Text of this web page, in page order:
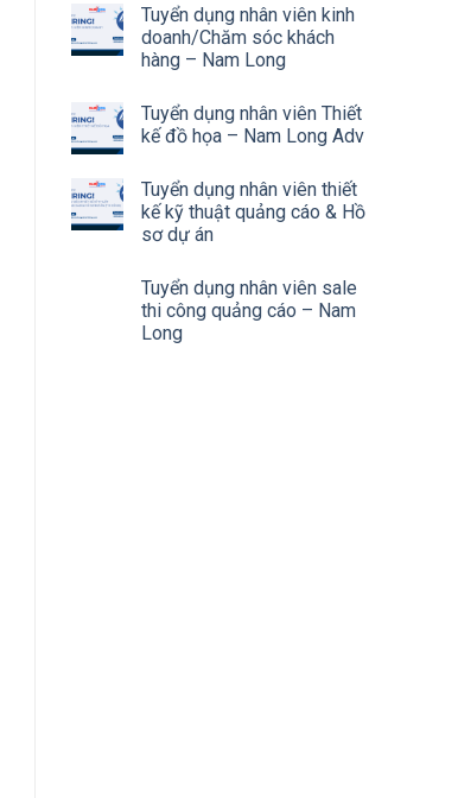
Tuyển dụng nhân viên kinh
doanh/Chăm sóc khách
hàng – Nam Long
Tuyển dụng nhân viên Thiết
kế đồ họa – Nam Long Adv
Tuyển dụng nhân viên thiết
kế kỹ thuật quảng cáo & Hồ
sơ dự án
Tuyển dụng nhân viên sale
thi công quảng cáo – Nam
Long